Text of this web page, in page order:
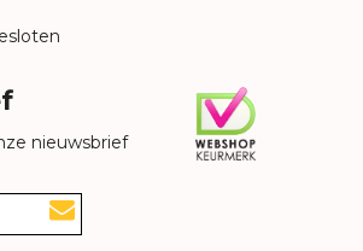
nieuwsbrief